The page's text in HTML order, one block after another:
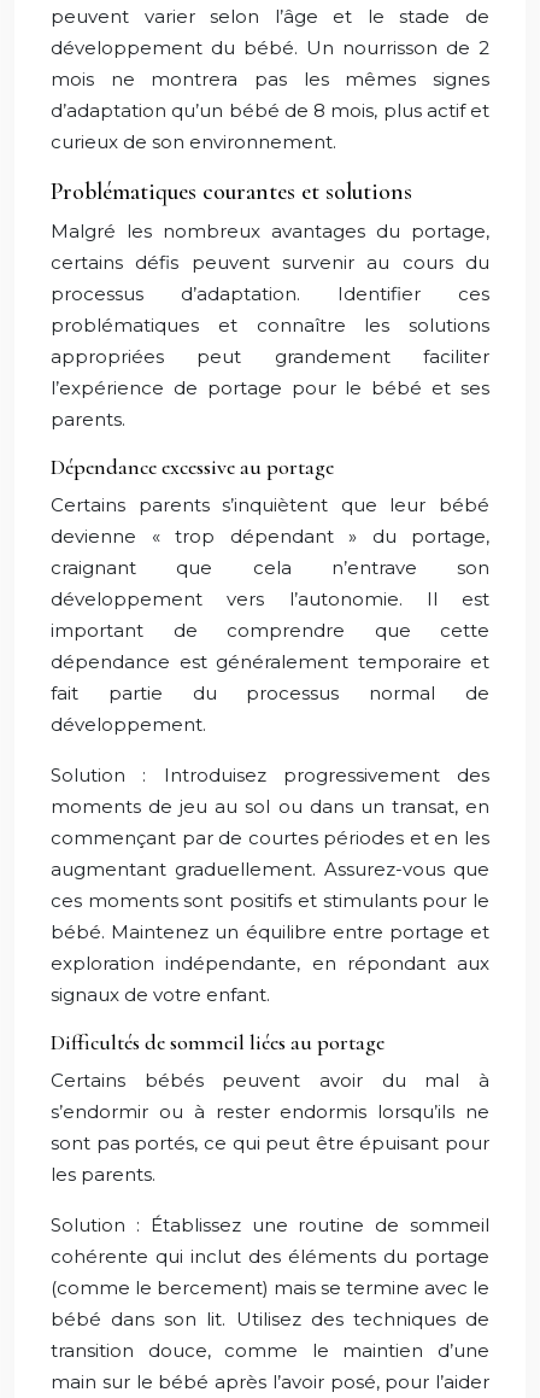
peuvent varier selon l’âge et le stade de
développement du bébé. Un nourrisson de 2
mois ne montrera pas les mêmes signes
d’adaptation qu’un bébé de 8 mois, plus actif et
curieux de son environnement.
Problématiques courantes et solutions
Malgré les nombreux avantages du portage,
certains défis peuvent survenir au cours du
processus d’adaptation. Identifier ces
problématiques et connaître les solutions
appropriées peut grandement faciliter
l’expérience de portage pour le bébé et ses
parents.
Dépendance excessive au portage
Certains parents s’inquiètent que leur bébé
devienne « trop dépendant » du portage,
craignant que cela n’entrave son
développement vers l’autonomie. Il est
important de comprendre que cette
dépendance est généralement temporaire et
fait partie du processus normal de
développement.
Solution : Introduisez progressivement des
moments de jeu au sol ou dans un transat, en
commençant par de courtes périodes et en les
augmentant graduellement. Assurez-vous que
ces moments sont positifs et stimulants pour le
bébé. Maintenez un équilibre entre portage et
exploration indépendante, en répondant aux
signaux de votre enfant.
Difficultés de sommeil liées au portage
Certains bébés peuvent avoir du mal à
s’endormir ou à rester endormis lorsqu’ils ne
sont pas portés, ce qui peut être épuisant pour
les parents.
Solution : Établissez une routine de sommeil
cohérente qui inclut des éléments du portage
(comme le bercement) mais se termine avec le
bébé dans son lit. Utilisez des techniques de
transition douce, comme le maintien d’une
main sur le bébé après l’avoir posé, pour l’aider